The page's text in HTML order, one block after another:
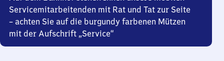
Servicemitarbeitenden mit Rat und Tat zur Seite
– achten Sie auf die burgundy farbenen Mützen
mit der Aufschrift „Service“